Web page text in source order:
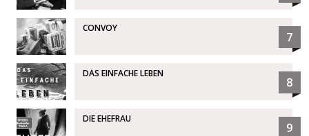
CONVOY
7
DAS EINFACHE LEBEN
8
DIE EHEFRAU
9